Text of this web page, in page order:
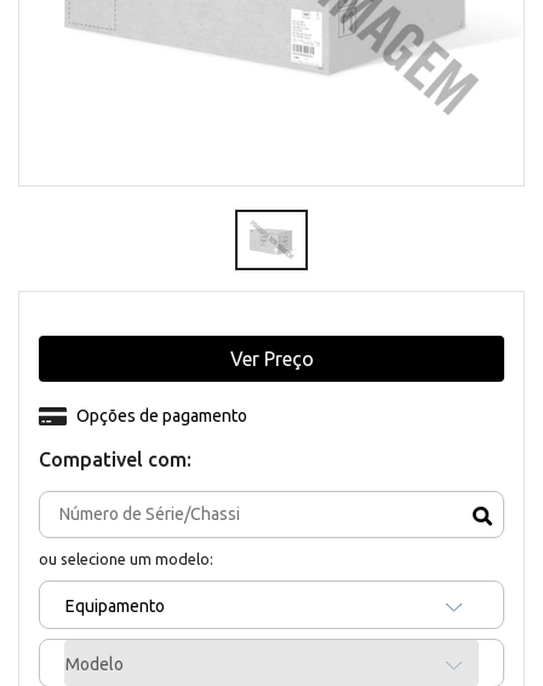
Compativel com:
ou selecione um modelo:
Equipamento
Modelo
Opções de pagamento
Ver Preço